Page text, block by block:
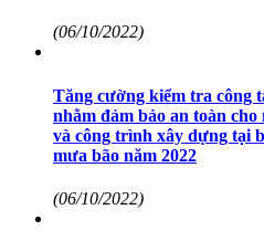
(06/10/2022)
Tăng cường kiểm tra công
nhằm đảm bảo an toàn
và công trình xây dựng tại
mưa bão năm 2022
(06/10/2022)